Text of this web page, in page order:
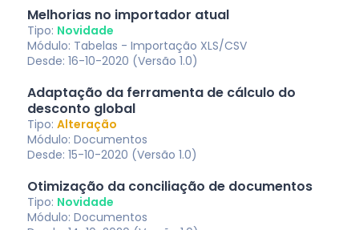
Melhorias no importador atual
Tipo: Novidade
Módulo: Tabelas - Importação XLS/CSV
Desde: 16-10-2020 (Versão 1.0)
Adaptação da ferramenta de cálculo do
desconto global
Tipo: Alteração
Módulo: Documentos
Desde: 15-10-2020 (Versão 1.0)
Otimização da conciliação de documentos
Tipo: Novidade
Módulo: Documentos